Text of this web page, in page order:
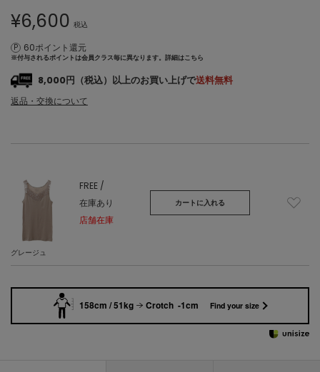
¥6,600 税込
60ポイント還元
※付与されるポイントは会員クラス毎に異なります。 詳細はこちら
8,000円（税込）以上のお買い上げで送料無料
返品・交換について
グレージュ
FREE /
在庫あり
店舗在庫
カートに入れる
158cm / 51kg Crotch -1cm Find your size